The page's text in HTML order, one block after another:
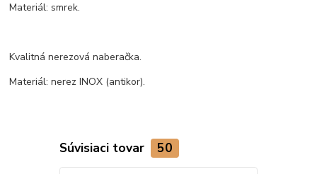
Materiál: smrek.
Kvalitná nerezová naberačka.
Materiál: nerez INOX (antikor).
Súvisiaci tovar 50